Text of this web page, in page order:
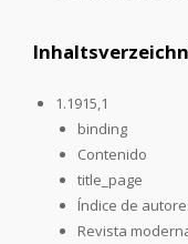
1.1915,1
binding
Contenido
title_page
Índice de
Revista